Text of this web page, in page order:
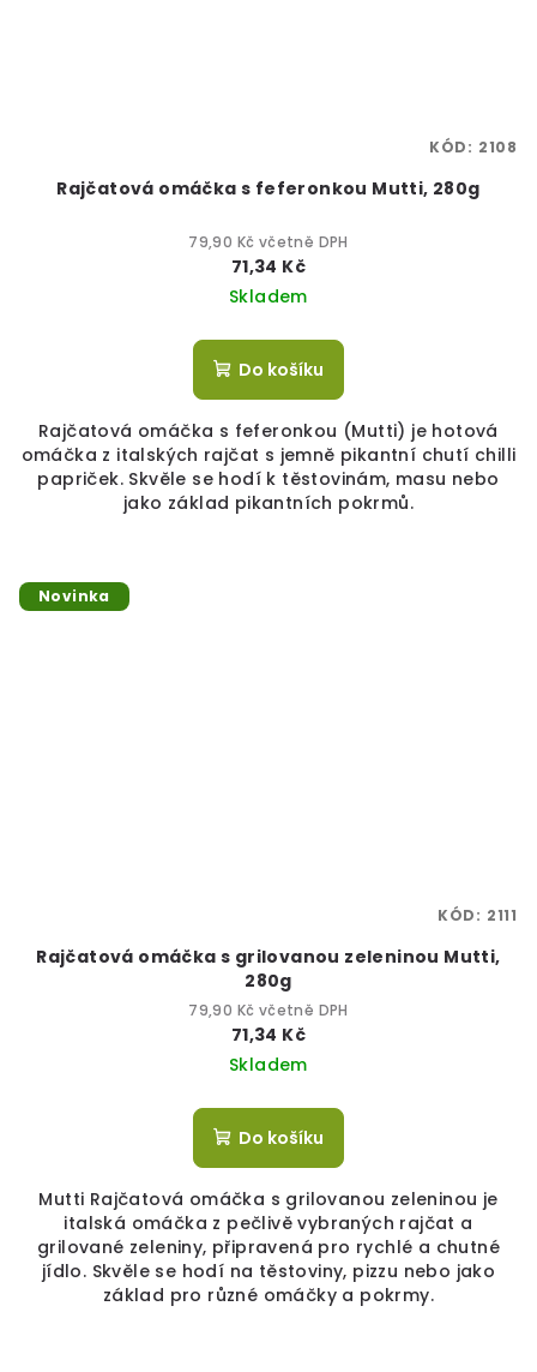
Rajčatová omáčka s feferonkou Mutti, 280g
79,90 Kč včetně DPH
71,34 Kč
Skladem
Do košíku
Rajčatová omáčka s feferonkou (Mutti) je hotová
omáčka z italských rajčat s jemně pikantní chutí chilli
papriček. Skvěle se hodí k těstovinám, masu nebo
jako základ pikantních pokrmů.
KÓD: 2108
Novinka
Rajčatová omáčka s grilovanou zeleninou Mutti,
280g
79,90 Kč včetně DPH
71,34 Kč
Skladem
Do košíku
Mutti Rajčatová omáčka s grilovanou zeleninou je
italská omáčka z pečlivě vybraných rajčat a
grilované zeleniny, připravená pro rychlé a chutné
jídlo. Skvěle se hodí na těstoviny, pizzu nebo jako
základ pro různé omáčky a pokrmy.
KÓD: 2111